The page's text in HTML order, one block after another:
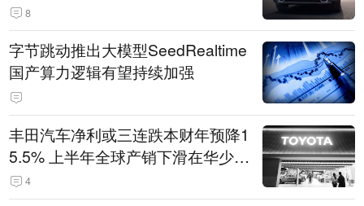
8
字节跳动推出大模型SeedRealtime
国产算力逻辑有望持续加强
丰田汽车净利或三连跌本财年预降1
5.5% 上半年全球产销下滑在华少卖
14.3万辆
4